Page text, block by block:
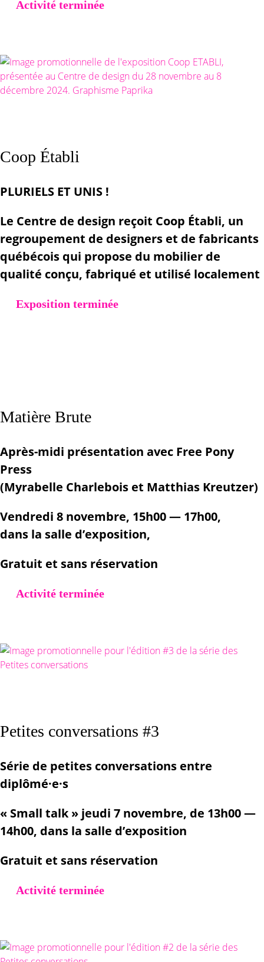
Activité terminée
Coop Établi
PLURIELS ET UNIS !
Le Centre de design reçoit Coop Établi, un
regroupement de designers et de fabricants
québécois qui propose du mobilier de
qualité conçu, fabriqué et utilisé localement
Exposition terminée
Matière Brute
Après-midi présentation avec Free Pony
Press
(Myrabelle Charlebois et Matthias Kreutzer)
Vendredi 8 novembre, 15h00 — 17h00,
dans la salle d’exposition,
Gratuit et sans réservation
Activité terminée
Petites conversations #3
Série de petites conversations entre
diplômé·e·s
« Small talk » jeudi 7 novembre, de 13h00 —
14h00, dans la salle d’exposition
Gratuit et sans réservation
Activité terminée